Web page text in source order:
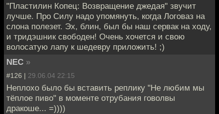
"Пластилин Копец: Возвращение джедая" звучит
лучше. Про Силу надо упомянуть, когда Логоваз на
слона полезет. Эх, блин, был бы наш сервак на ходу,
и тридэшник свободен! Очень хочется и свою
волосатую лапу к шедевру приложить! ;)
NEC »
#126 | 29.06.04 22:15
Неплохо было бы вставить реплику "Не любим мы
тёплое пиво" в моменте отрубания говолвы
дракоше... =))))